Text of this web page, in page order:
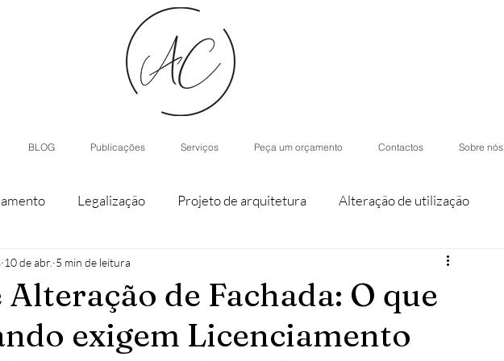
BLOG Publicações Serviços Peça um orçamento Contactos Sobre nós
Legalização Projeto de arquitetura Alteração de utilização
de parcela Condomínios
Casas modulares Inteligência Artificial Hotéis
Alteração de Fachada: O que
exigem Licenciamento
10 de abr. 5 min de leitura